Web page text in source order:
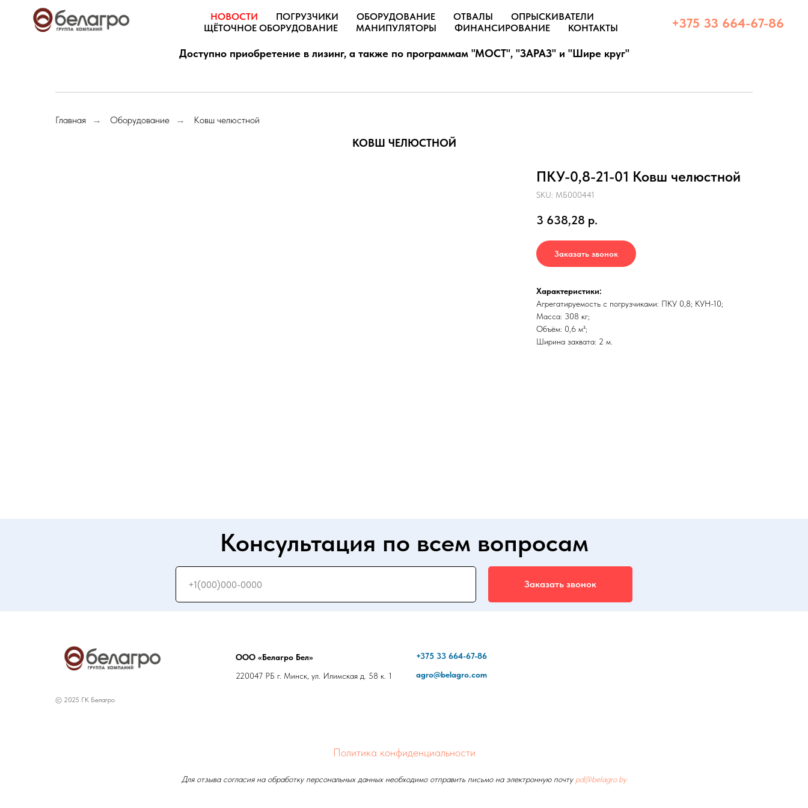
НОВОСТИ ПОГРУЗЧИКИ ОБОРУДОВАНИЕ ОТВАЛЫ
ОПРЫСКИВАТЕЛИ
ЩЁТОЧНОЕ ОБОРУДОВАНИЕ
МАНИПУЛЯТОРЫ ФИНАНСИРОВАНИЕ КОНТАКТЫ +375 33 664-67-86
Доступно приобретение в лизинг, а также по программам "МОСТ", "ЗАРАЗ" и "Шире круг"
Главная → Оборудование → Ковш челюстной
КОВШ ЧЕЛЮСТНОЙ
ПКУ-0,8-21-01 Ковш челюстной
SKU: МБ000441
3 638,28 р.
Заказать звонок
Характеристики:
Агрегатируемость с погрузчиками: ПКУ 0,8; КУН-10;
Масса: 308 кг;
Объём: 0,6 м³;
Ширина захвата: 2 м.
Консультация по всем вопросам
Заказать звонок
© 2025 ГК Белагро
ООО «Белагро Бел»
220047 РБ г. Минск, ул. Илимская д. 58 к. 1
+375 33 664-67-86
agro@belagro.com
Политика конфиденциальности
Для отзыва согласия на обработку персональных данных необходимо отправить письмо на электронную почту pd@belagro.by